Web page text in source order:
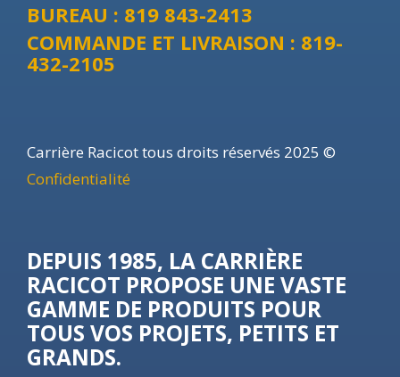
BUREAU : 819 843-2413
COMMANDE ET LIVRAISON : 819-
432-2105
Carrière Racicot tous droits réservés 2025 ©
Confidentialité
DEPUIS 1985, LA CARRIÈRE
RACICOT PROPOSE UNE VASTE
GAMME DE PRODUITS POUR
TOUS VOS PROJETS, PETITS ET
GRANDS.